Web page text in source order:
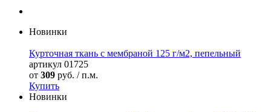
Новинки
Курточная ткань с мембраной 125 г/м2, пепельный
артикул 01725
от 309 руб. / п.м.
Купить
Новинки